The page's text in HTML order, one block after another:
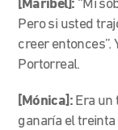
[Maribel]: “Mi
Pero si usted
creer entonces”.
Portorreal.
[Mónica]: Era un
ganaría el